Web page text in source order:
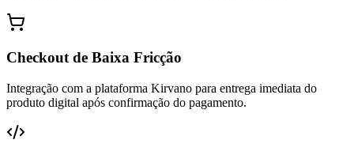
Checkout de Baixa Fricção
Integração com a plataforma Kirvano para entrega imediata do
produto digital após confirmação do pagamento.